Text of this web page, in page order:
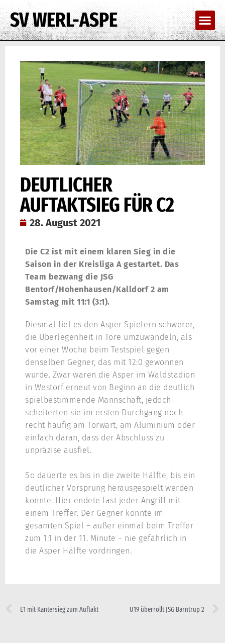
SV WERL-ASPE
DEUTLICHER
AUFTAKTSIEG FÜR C2
28. August 2021
Die C2 ist mit einem klaren Sieg in die
Saison in der Kreisliga A gestartet. Das
Team bezwang die JSG
Bentorf/Hohenhausen/Kalldorf 2 am
Samstag mit 11:1 (3:1).
Diesmal fiel es den Asper Spielern schwerer,
die Überlegenheit in Tore umzuwandeln, als
vor einer Woche beim Testspiel gegen
denselben Gegner, das mit 12:0 gewonnen
wurde. Zwar waren die Asper im Waldstadion
in Westorf erneut von Beginn an die deutlich
spielbestimmende Mannschaft, jedoch
scheiterten sie im ersten Durchgang noch
recht häufig am Torwart, am Aluminium oder
einfach daran, dass der Abschluss zu
unpräzise ausfiel.
So dauerte es bis in die zweite Hälfte, bis ein
deutlicher Vorsprung herausgespielt werden
konnte. Hier endete fast jeder Angriff mit
einem Treffer. Der Gegner konnte im
gesamten Spiel – außer einmal beim Treffer
zum 1:1 in der 11. Minute – nie gefährlich in
die Asper Hälfte vordringen.
E1 mit Kantersieg zum Auftakt U19 überrollt JSG Barntrup 2